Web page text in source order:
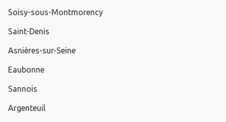
Soisy-sous-Montmorency
Saint-Denis
Asnières-sur-Seine
Eaubonne
Sannois
Argenteuil